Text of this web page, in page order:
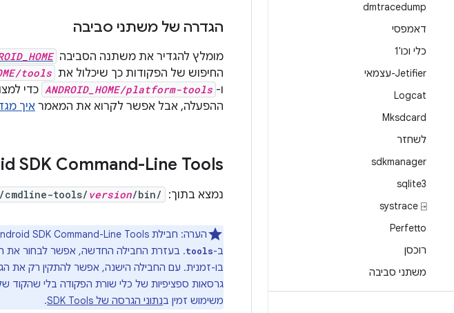
dmtracedump
דאמפסי
כלי וכו'1
Jetifier-עצמאי
Logcat
Mksdcard
לשחזר
sdkmanager
sqlite3
systrace ⍈
Perfetto
רוכסן
משתני סביבה
הגדרה של משתני סביבה
מומלץ להגדיר את משתנה הסביבה
החיפוש של הפקודות כך שיכלול את tools
ו- ANDROID_HOME/platform-tools כדי
ההפעלה, אבל אפשר לקרוא את המאמר איך
SDK Command-Line Tools
נמצא בתוך: cmdline-tools/ version/bin/
הערה: חבילת Android SDK Command-Line Tools, שנמצאת ב-
ב-tools. בעזרת החבילה החדשה, אפשר לבחור את
בו-זמנית. עם החבילה הישנה, אפשר להתקין רק
משימוש זמין בנתוני הגרסה של SDK Tools .